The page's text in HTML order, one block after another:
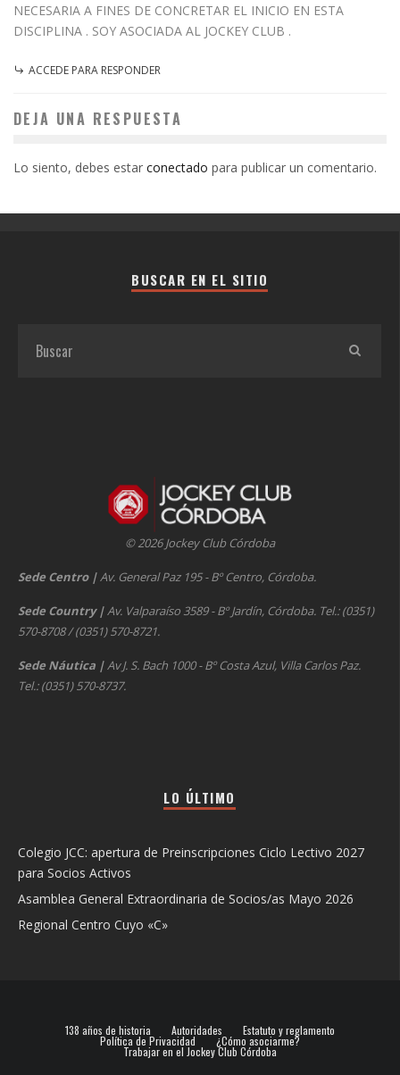
NECESARIA A FINES DE CONCRETAR EL INICIO EN ESTA
DISCIPLINA . SOY ASOCIADA AL JOCKEY CLUB .
ACCEDE PARA RESPONDER
DEJA UNA RESPUESTA
Lo siento, debes estar conectado para publicar un comentario.
BUSCAR EN EL SITIO
© 2026 Jockey Club Córdoba
Sede Centro |Av. General Paz 195 - Bº Centro, Córdoba.
Sede Country |Av. Valparaíso 3589 - Bº Jardín, Córdoba. Tel.: (0351)
570-8708 / (0351) 570-8721.
Sede Náutica |Av J. S. Bach 1000 - Bº Costa Azul, Villa Carlos Paz.
Tel.: (0351) 570-8737.
LO ÚLTIMO
Colegio JCC: apertura de Preinscripciones Ciclo Lectivo 2027
para Socios Activos
Asamblea General Extraordinaria de Socios/as Mayo 2026
Regional Centro Cuyo «C»
138 años de historia Autoridades Estatuto y reglamento
Política de Privacidad ¿Cómo asociarme?
Trabajar en el Jockey Club Córdoba